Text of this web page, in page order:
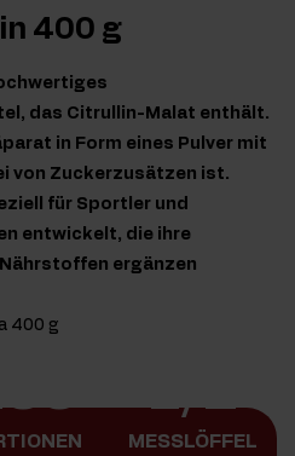
400 g
das Citrullin-Malat enthält.
in Form eines Pulver mit
von Zuckerzusätzen ist.
für Sportler und
entwickelt, die ihre
ergänzen
1/2
MESSLÖFFEL